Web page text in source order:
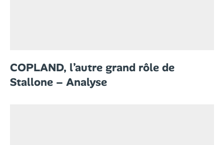
COPLAND, l’autre grand rôle de
Stallone – Analyse